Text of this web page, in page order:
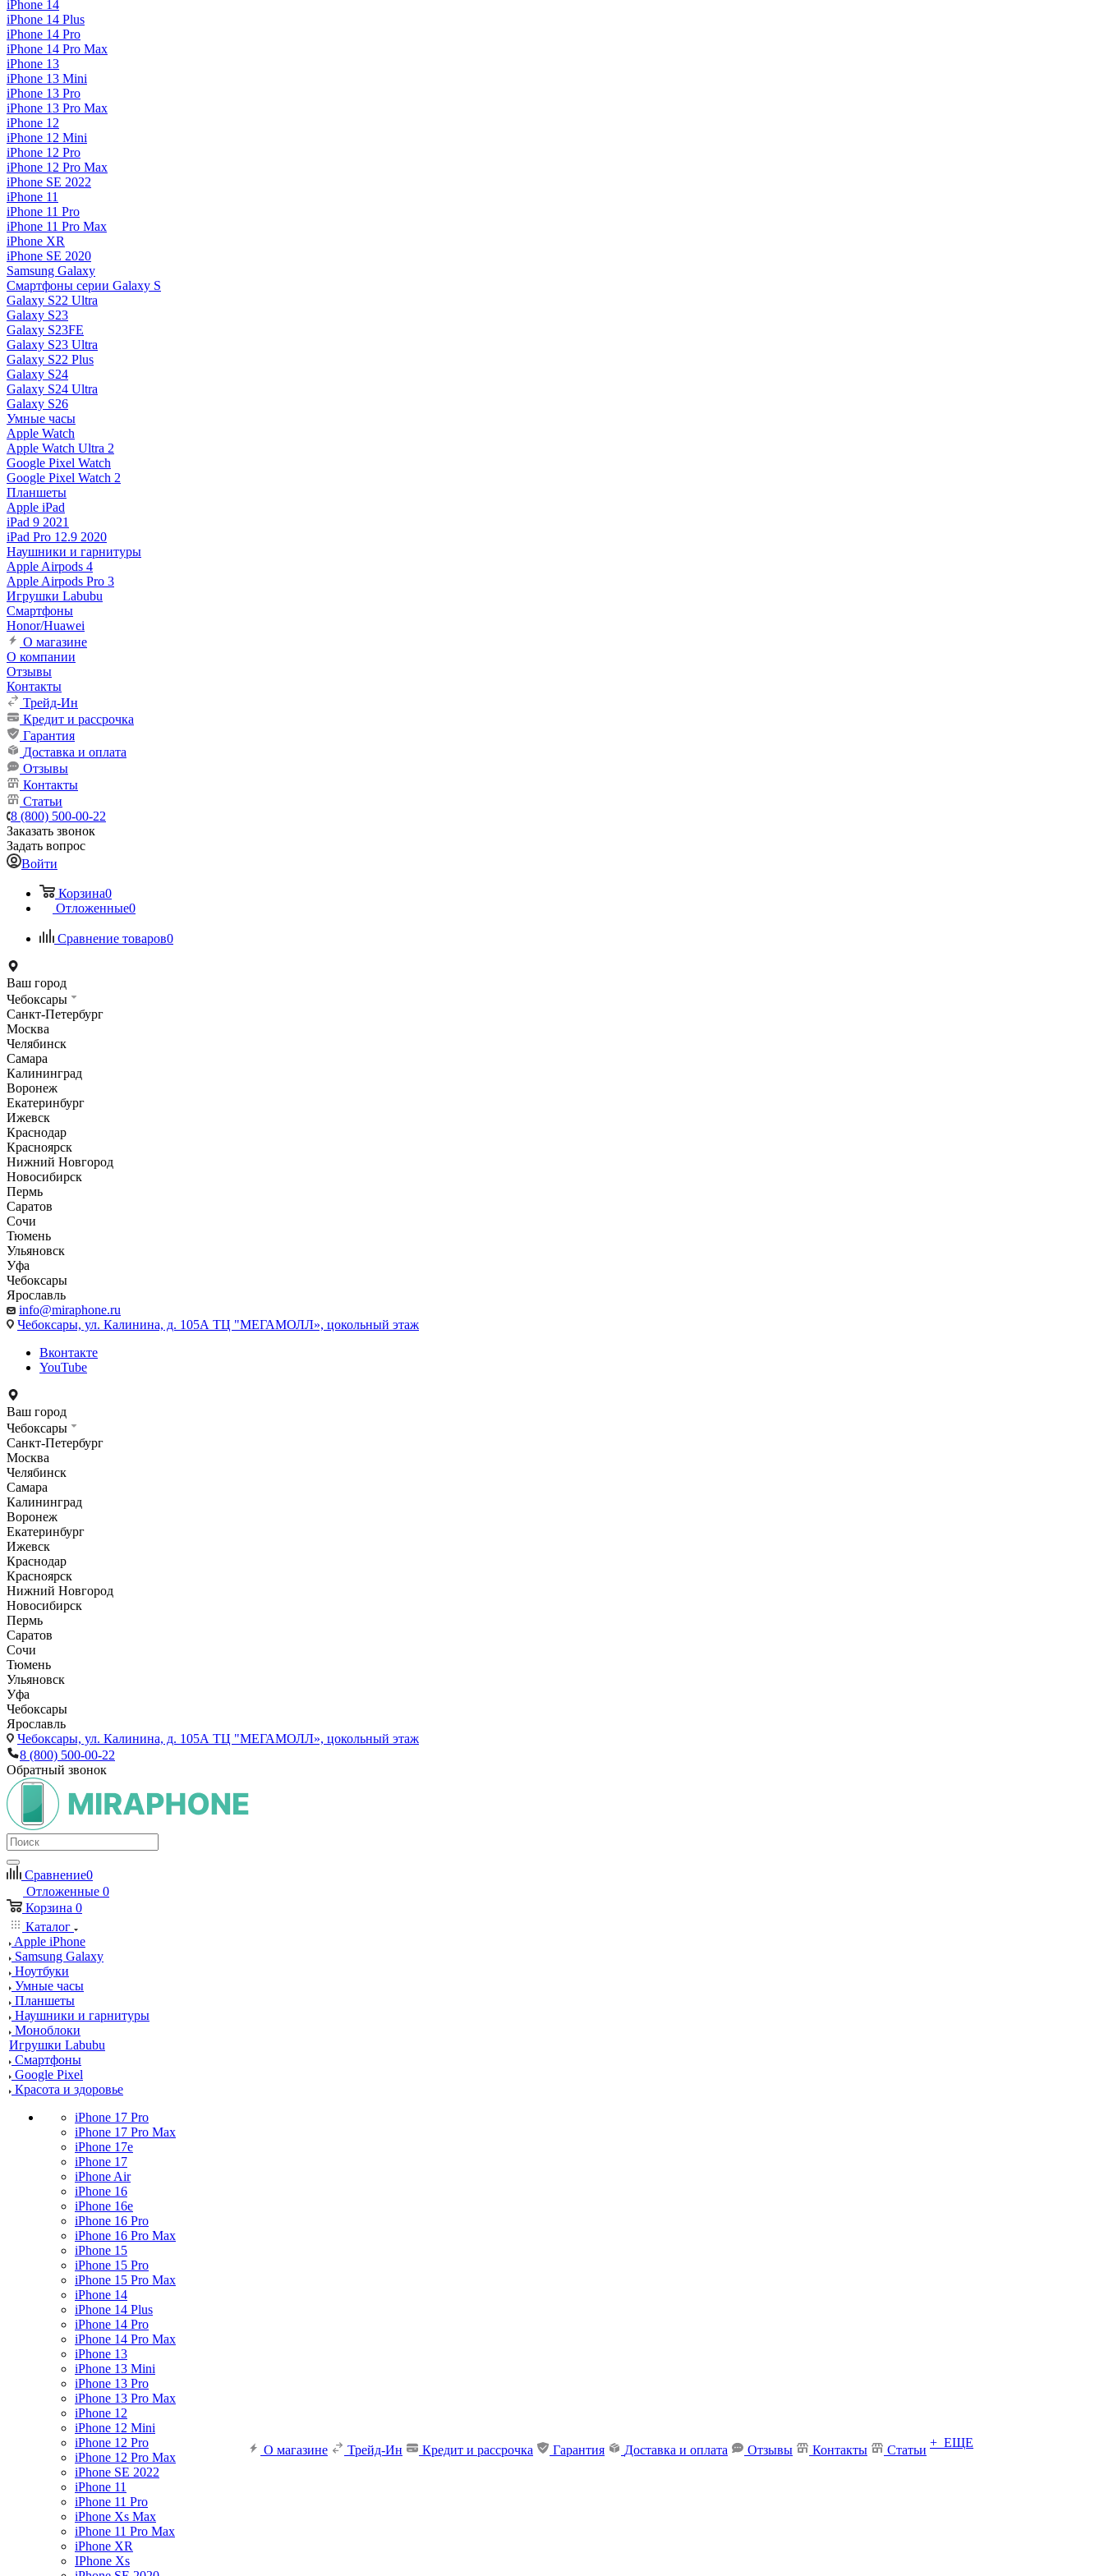
iPhone 14
iPhone 14 Plus
iPhone 14 Pro
iPhone 14 Pro Max
iPhone 13
iPhone 13 Mini
iPhone 13 Pro
iPhone 13 Pro Max
iPhone 12
iPhone 12 Mini
iPhone 12 Pro
iPhone 12 Pro Max
iPhone SE 2022
iPhone 11
iPhone 11 Pro
iPhone 11 Pro Max
iPhone XR
iPhone SE 2020
Samsung Galaxy
Смартфоны серии Galaxy S
Galaxy S22 Ultra
Galaxy S23
Galaxy S23FE
Galaxy S23 Ultra
Galaxy S22 Plus
Galaxy S24
Galaxy S24 Ultra
Galaxy S26
Умные часы
Apple Watch
Apple Watch Ultra 2
Google Pixel Watch
Google Pixel Watch 2
Планшеты
Apple iPad
iPad 9 2021
iPad Pro 12.9 2020
Наушники и гарнитуры
Apple Airpods 4
Apple Airpods Pro 3
Игрушки Labubu
Смартфоны
Honor/Huawei
О магазине
О компании
Отзывы
Контакты
Трейд-Ин
Кредит и рассрочка
Гарантия
Доставка и оплата
Отзывы
Контакты
Статьи
8 (800) 500-00-22
Заказать звонок
Задать вопрос
Войти
Корзина0
Отложенные0
Сравнение товаров0
Ваш город
Чебоксары
Санкт-Петербург
Москва
Челябинск
Самара
Калининград
Воронеж
Екатеринбург
Ижевск
Краснодар
Красноярск
Нижний Новгород
Новосибирск
Пермь
Саратов
Сочи
Тюмень
Ульяновск
Уфа
Чебоксары
Ярославль
info@miraphone.ru
Чебоксары, ул. Калинина, д. 105А ТЦ "МЕГАМОЛЛ», цокольный этаж
Вконтакте
YouTube
Ваш город
Чебоксары
Санкт-Петербург
Москва
Челябинск
Самара
Калининград
Воронеж
Екатеринбург
Ижевск
Краснодар
Красноярск
Нижний Новгород
Новосибирск
Пермь
Саратов
Сочи
Тюмень
Ульяновск
Уфа
Чебоксары
Ярославль
Чебоксары, ул. Калинина, д. 105А ТЦ "МЕГАМОЛЛ», цокольный этаж
8 (800) 500-00-22
Обратный звонок
Сравнение0
Отложенные 0
Корзина 0
Каталог
Apple iPhone
Samsung Galaxy
Ноутбуки
Умные часы
Планшеты
Наушники и гарнитуры
Моноблоки
Игрушки Labubu
Смартфоны
Google Pixel
Красота и здоровье
iPhone 17 Pro
iPhone 17 Pro Max
iPhone 17e
iPhone 17
iPhone Air
iPhone 16
iPhone 16e
iPhone 16 Pro
iPhone 16 Pro Max
iPhone 15
iPhone 15 Pro
iPhone 15 Pro Max
iPhone 14
iPhone 14 Plus
iPhone 14 Pro
iPhone 14 Pro Max
iPhone 13
iPhone 13 Mini
iPhone 13 Pro
iPhone 13 Pro Max
iPhone 12
iPhone 12 Mini
iPhone 12 Pro
iPhone 12 Pro Max
iPhone SE 2022
iPhone 11
iPhone 11 Pro
iPhone Xs Max
iPhone 11 Pro Max
iPhone XR
IPhone Xs
О магазине Трейд-Ин Кредит и рассрочка Гарантия Доставка и оплата Отзывы Контакты Статьи
+ ЕЩЕ